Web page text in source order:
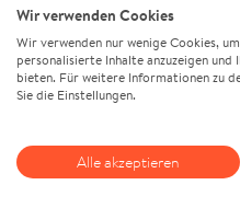
Wir verwenden Cookies
Wir verwenden nur wenige Cookies,
personalisierte Inhalte anzuzeigen und
bieten. Für weitere Informationen zu
Sie die Einstellungen.
Alle akzeptieren